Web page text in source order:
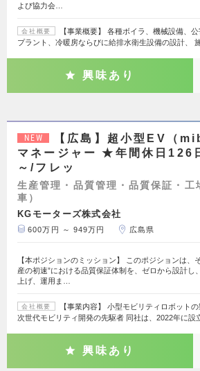
よび協力会…
会社概要
【事業概要】 各種ボイラ、機械設備、
プラント、冷暖房ならびに給排水衛生設備の設計、
興味あり
NEW
【広島】超小型EV（
マネージャー ★年間休日126
～/フレッ
生産管理・品質管理・品質保証・工
車）
KGモーターズ株式会社
600万円 ～ 949万円 広島県
【本ポジションのミッション】 このポジションは、
産の初速”における品質保証体制を、ゼロから設計し
上げ、運用ま…
会社概要
【事業内容】 小型モビリティロボット
次世代モビリティ開発の先駆者 同社は、2022年に設
興味あり